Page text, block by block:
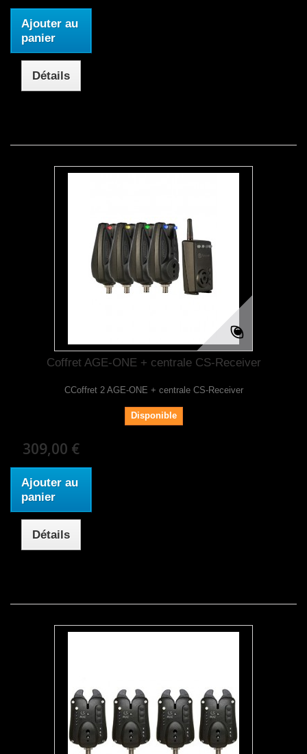
Ajouter au
panier
Détails
Coffret AGE-ONE + centrale CS-Receiver
CCoffret 2 AGE-ONE + centrale CS-Receiver
Disponible
309,00 €
Ajouter au
panier
Détails